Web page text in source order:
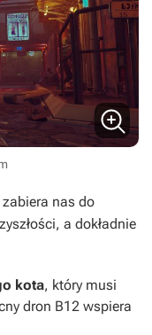
nas do
a dokładnie
kota, który musi
dron B12 wspiera